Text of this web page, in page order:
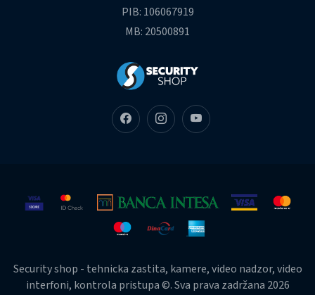
PIB: 106067919
MB: 20500891
Security shop - tehnicka zastita, kamere, video nadzor, video
interfoni, kontrola pristupa ©. Sva prava zadržana 2026